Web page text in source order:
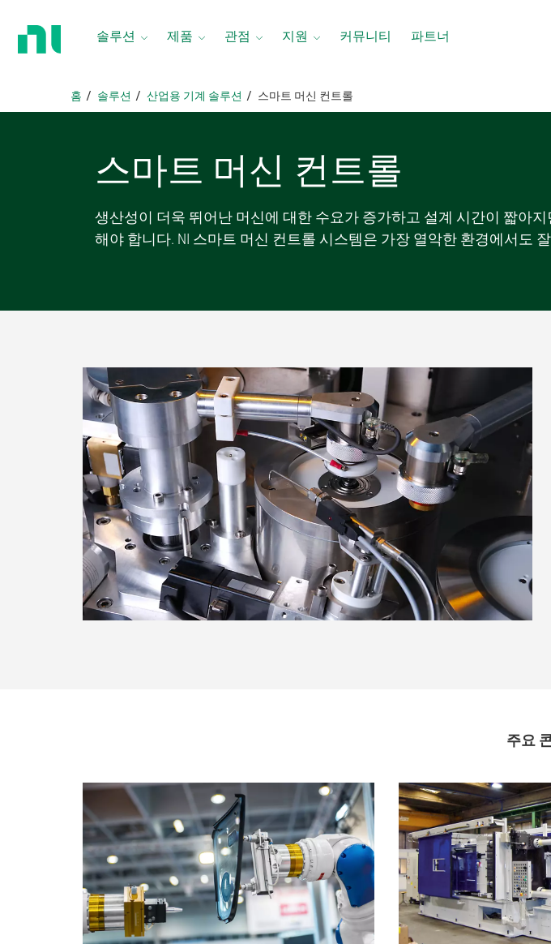
솔루션 제품 관점 지원 커뮤니티 파트너
홈 솔루션 ​산업용 기계 솔루션 스마트 머신 컨트롤
스마트 머신 컨트롤
생산성이 더욱 뛰어난 머신에 대한 수요가 증가하고 설계 시간이 짧아
해야 합니다. NI 스마트 머신 컨트롤 시스템은 가장 열악한 환경에서도
주요